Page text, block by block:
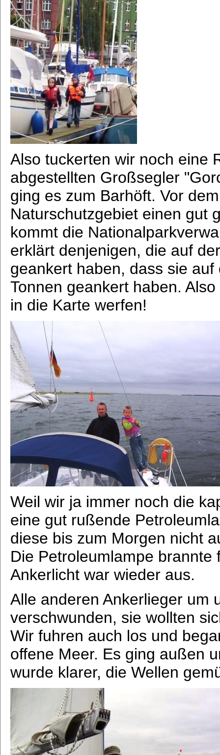
Also tuckerten wir noch eine
abgestellten Großsegler
ging es zum Barhöft. Vor
Naturschutzgebiet einen gut
kommt die
erklärt denjenigen, die auf
geankert haben, dass sie
Tonnen geankert haben.
in die Karte werfen!
Weil wir ja immer noch die
eine gut rußende
diese bis zum Morgen nicht
Die Petroleumlampe
Ankerlicht war wieder aus.
Alle anderen Ankerlieger um
verschwunden, sie wollten
Wir fuhren auch los und
offene Meer. Es ging außen
wurde klarer, die Wellen